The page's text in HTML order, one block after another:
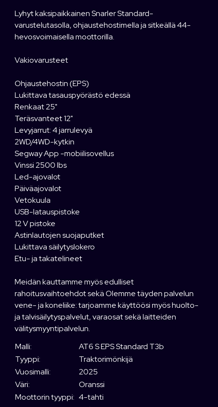
Lyhyt kaksipaikkainen Snarler Standard-
varustelutasolla, ohjaustehostimella ja sitkeällä 44-
hevosvoimaisella moottorilla.
Vakiovarusteet
Ohjaustehostin (EPS)
Lukittava tasauspyörästö edessä
Renkaat 25"
Teräsvanteet 12"
Levyjarrut: 4 jarrulevyä
2WD/4WD-kytkin
Segway App -mobiilisovellus
Vinssi 2500 lbs
Led-ajovalot
Päiväajovalot
Vetokuula
USB-latauspistoke
12 V pistoke
Astinlautojen suojaputket
Lukittava säilytyslokero
Etu- ja takatelineet
Meidän kauttamme myös edulliset
rahoitusvaihtoehdot sekä Olemme täyden palvelun
vene- ja koneliike: tarjoamme käyttöösi myös huolto-
ja talvisäilytyspalvelut, varaosat sekä laitteiden
välitysmyyntipalvelun.
Malli:
AT6 S EPS Standard T3b
Tyyppi:
Traktorimönkijä
Vuosimalli:
2025
Väri:
Oranssi
Moottorin tyyppi: 4-tahti